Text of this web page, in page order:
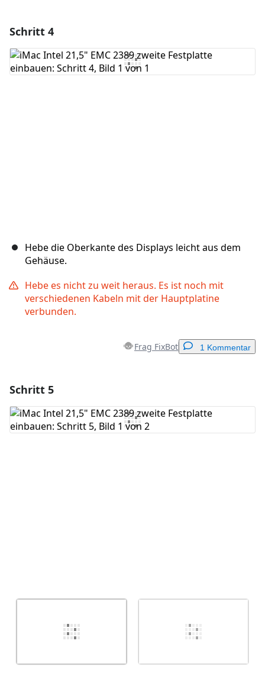
Kommentar hinzufügen
Schritt 4
Hebe die Oberkante des Displays leicht aus dem
Gehäuse.
Hebe es nicht zu weit heraus. Es ist noch mit
verschiedenen Kabeln mit der Hauptplatine
verbunden.
Frag FixBot 1 Kommentar
Kommentar hinzufügen
Schritt 5